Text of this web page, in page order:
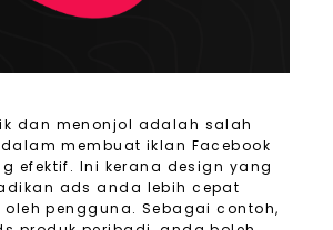
dan menonjol adalah salah
membuat iklan Facebook
efektif. Ini kerana design yang
ads anda lebih cepat
pengguna. Sebagai contoh,